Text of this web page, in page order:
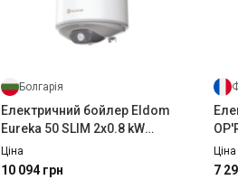
Болгарія
Електричний бойлер Eldom
Eureka 50 SLIM 2x0.8 kW
WV05039D
Ціна
10 094 грн
OP'RO
M
Ціна
7